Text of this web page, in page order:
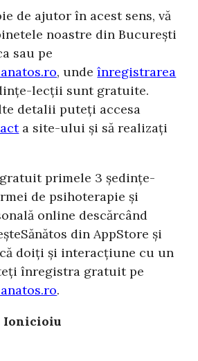
de ajutor în acest sens, vă
noastre din București
sau pe
, undeînregistrarea
lecții sunt gratuite.
detalii puteți accesa
a site-ului și să realizați
primele 3 ședințe-
de psihoterapie și
online descărcând
din AppStore și
doiți și interacțiune cu un
înregistra gratuit pe
.
Ionicioiu